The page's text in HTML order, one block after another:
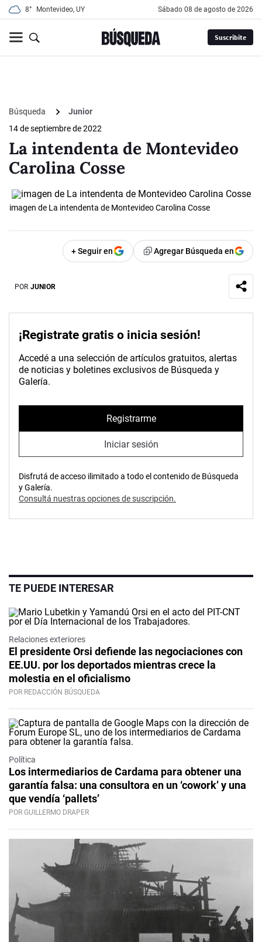
8° Montevideo, UY sábado 08 de agosto de 2026
Suscribite
Búsqueda
Junior
14 de septiembre de 2022
La intendenta de Montevideo
Carolina Cosse
imagen de La intendenta de Montevideo Carolina Cosse
+ Seguir en Agregar Búsqueda en
POR JUNIOR
¡Registrate gratis o inicia sesión!
Accedé a una selección de artículos gratuitos, alertas
de noticias y boletines exclusivos de Búsqueda y
Galería.
Registrarme
Iniciar sesión
Disfrutá de acceso ilimitado a todo el contenido de Búsqueda
y Galería.
Consultá nuestras opciones de suscripción.
TE PUEDE INTERESAR
Relaciones exteriores
El presidente Orsi defiende las negociaciones con
EE.UU. por los deportados mientras crece la
molestia en el oficialismo
POR REDACCIÓN BÚSQUEDA
Política
Los intermediarios de Cardama para obtener una
garantía falsa: una consultora en un ‘cowork’ y una
que vendía ‘pallets’
POR GUILLERMO DRAPER